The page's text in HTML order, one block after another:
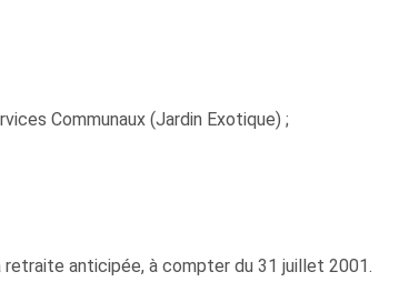
Communaux (Jardin Exotique) ;
retraite anticipée, à compter du 31 juillet 2001.